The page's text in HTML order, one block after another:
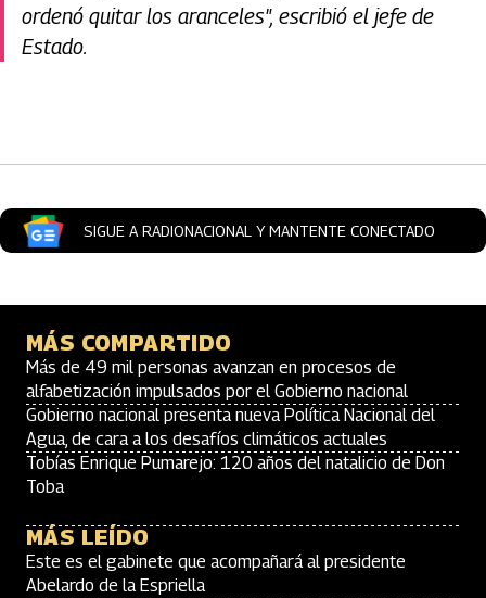
ordenó quitar los aranceles", escribió el jefe de
Estado.
SIGUE A RADIONACIONAL Y MANTENTE CONECTADO
MÁS COMPARTIDO
Más de 49 mil personas avanzan en procesos de
alfabetización impulsados por el Gobierno nacional
Gobierno nacional presenta nueva Política Nacional del
Agua, de cara a los desafíos climáticos actuales
Tobías Enrique Pumarejo: 120 años del natalicio de Don
Toba
MÁS LEÍDO
Este es el gabinete que acompañará al presidente
Abelardo de la Espriella